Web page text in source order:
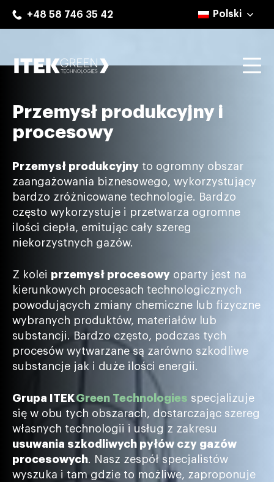
+48 58 746 35 42 Polski
Przemysł produkcyjny i
procesowy
Przemysł produkcyjny to ogromny obszar
zaangażowania biznesowego, wykorzystujący
bardzo zróżnicowane technologie. Bardzo
często wykorzystuje i przetwarza ogromne
ilości ciepła, emitując cały szereg
niekorzystnych gazów.
Z kolei przemysł procesowy oparty jest na
kierunkowych procesach technologicznych
powodujących zmiany chemiczne lub fizyczne
wybranych produktów, materiałów lub
substancji. Bardzo często, podczas tych
procesów wytwarzane są zarówno szkodliwe
substancje jak i duże ilości energii.
Grupa ITEKGreen Technologies specjalizuje
się w obu tych obszarach, dostarczając szereg
własnych technologii i usług z zakresu
usuwania szkodliwych pyłów czy gazów
procesowych. Nasz zespół specjalistów
wyszuka i tam gdzie to możliwe, zaproponuje